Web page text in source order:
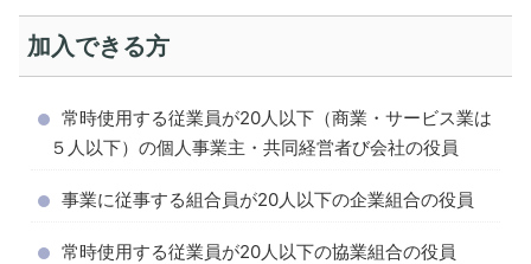
加入できる方
常時使用する従業員が20人以下（商業・サービス業は
５人以下）の個人事業主・共同経営者び会社の役員
事業に従事する組合員が20人以下の企業組合の役員
常時使用する従業員が20人以下の協業組合の役員